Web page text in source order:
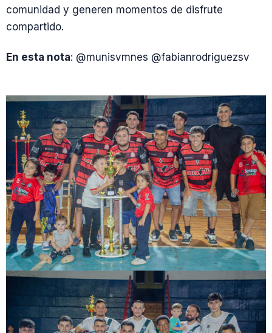
comunidad y generen momentos de disfrute
compartido.
En esta nota: @munisvmnes @fabianrodriguezsv